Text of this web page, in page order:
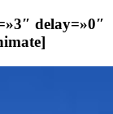
delay=»0″